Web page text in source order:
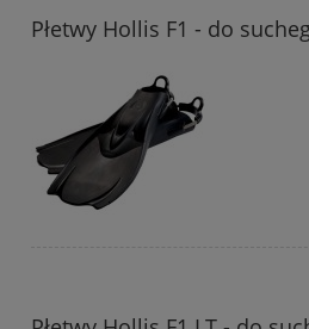
Płetwy Hollis F1 - do